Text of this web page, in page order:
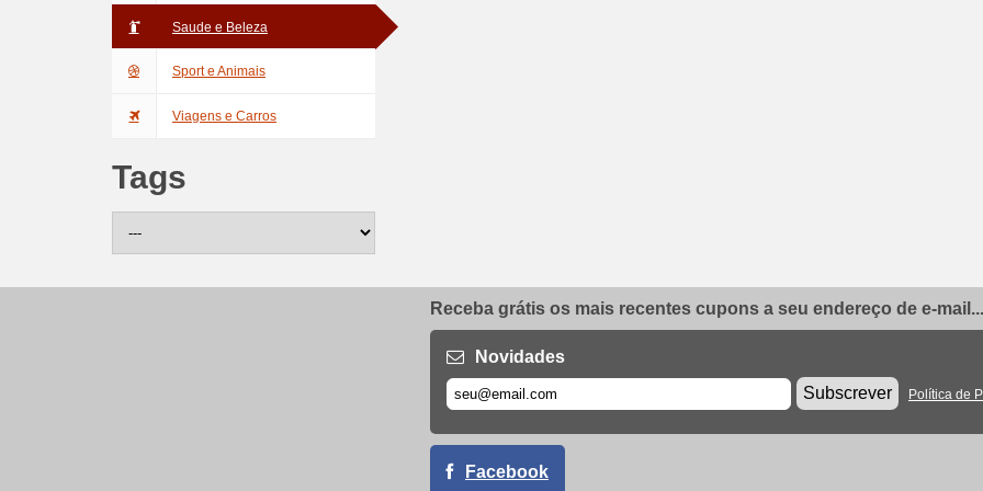
Saude e Beleza
Sport e Animais
Viagens e Carros
Tags
Receba grátis os mais recentes cupons a seu endereço de e-mail...
Novidades
Subscrever
Política de
Facebook